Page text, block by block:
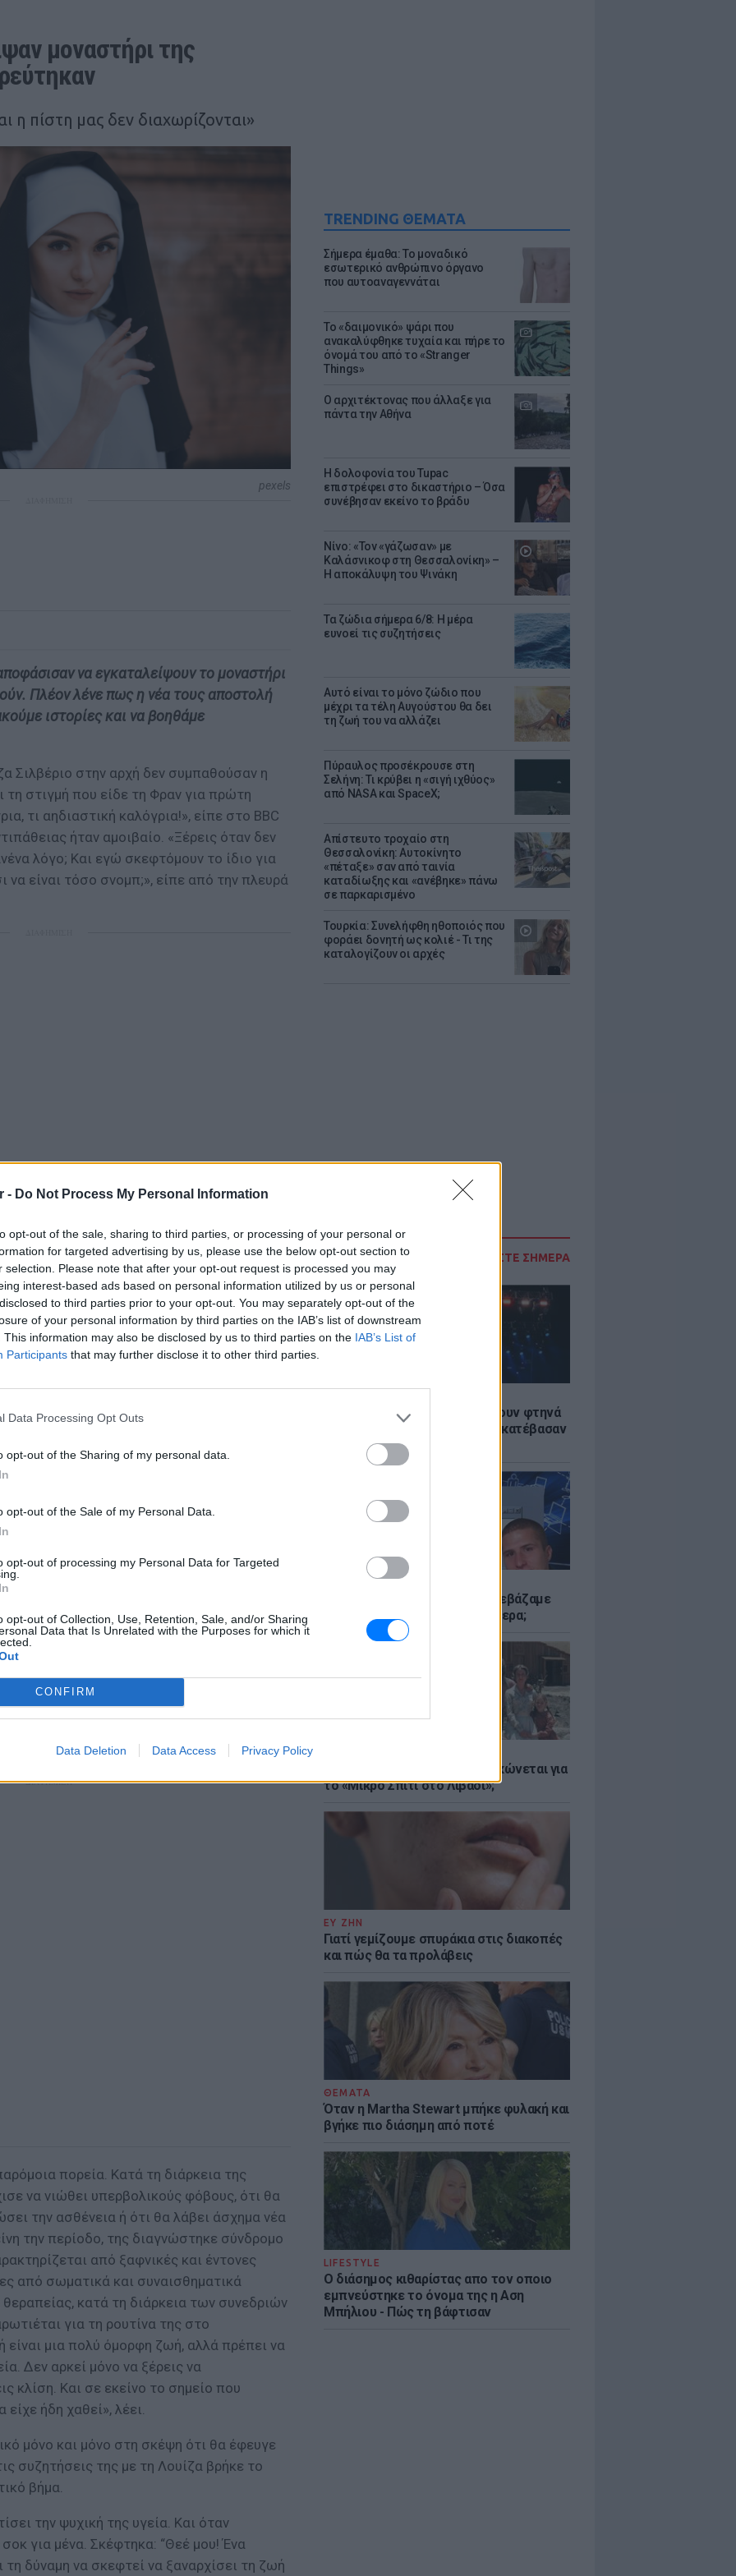
- Do Not Process My Personal Information
opt-out of the sale, sharing to third parties, or processing of your personal or
for targeted advertising by us, please use the below opt-out section to
selection. Please note that after your opt-out request is processed you may
interest-based ads based on personal information utilized by us or personal
to third parties prior to your opt-out. You may separately opt-out of the
of your personal information by third parties on the IAB’s list of downstream
This information may also be disclosed by us to third parties on the IAB’s List of
Participants that may further disclose it to other third parties.
Data Processing Opt Outs
opt-out of the Sharing of my personal data.
opt-out of the Sale of my Personal Data.
opt-out of processing my Personal Data for Targeted
opt-out of Collection, Use, Retention, Sale, and/or Sharing
Data that Is Unrelated with the Purposes for which it
CONFIRM
Data Deletion Data Access Privacy Policy
TRENDING ΘΕΜΑΤΑ
Σήμερα έμαθα: Το μοναδικό
εσωτερικό ανθρώπινο όργανο
που αυτοαναγεννάται
Το «δαιμονικό» ψάρι που
ανακαλύφθηκε τυχαία και πήρε το
όνομά του από το «Stranger
Things»
Ο αρχιτέκτονας που άλλαξε για
πάντα την Αθήνα
Η δολοφονία του Tupac
επιστρέφει στο δικαστήριο – Όσα
συνέβησαν εκείνο το βράδυ
Νίνο: «Τον «γάζωσαν» με
Καλάσνικοφ στη Θεσσαλονίκη» –
Η αποκάλυψη του Ψινάκη
Τα ζώδια σήμερα 6/8: Η μέρα
ευνοεί τις συζητήσεις
Αυτό είναι το μόνο ζώδιο που
μέχρι τα τέλη Αυγούστου θα δει
τη ζωή του να αλλάζει
Πύραυλος προσέκρουσε στη
Σελήνη: Τι κρύβει η «σιγή ιχθύος»
από NASA και SpaceX;
Απίστευτο τροχαίο στη
Θεσσαλονίκη: Αυτοκίνητο
«πέταξε» σαν από ταινία
καταδίωξης και «ανέβηκε» πάνω
σε παρκαρισμένο
Τουρκία: Συνελήφθη ηθοποιός που
φοράει δoνητή ως κολιέ - Τι της
καταλογίζουν οι αρχές
ΔΙΑΒΑΣΤΕ ΣΗΜΕΡΑ
Οι συναυλίες επιτέλους βγάζουν φτηνά
εισιτήρια - Ποιοι καλλιτέχνες κατέβασαν
τις τιμές
Έφτιαξαν το Napster που κατεβάζαμε
μουσική - Πού βρίσκονται σήμερα;
Explainer: Γιατί η Αμερική τσακώνεται για
το «Μικρό Σπίτι στο Λιβάδι»;
ΕΥ ΖΗΝ
Γιατί γεμίζουμε σπυράκια στις διακοπές
και πώς θα τα προλάβεις
ΘΕΜΑΤΑ
Όταν η Martha Stewart μπήκε φυλακή και
βγήκε πιο διάσημη από ποτέ
LIFESTYLE
Ο διάσημος κιθαρίστας απο τον οποιο
εμπνεύστηκε το όνομα της η Αση
Μπήλιου - Πώς τη βάφτισαν
μοναστήρι της
η πίστη μας δεν διαχωρίζονται»
pexels
να εγκαταλείψουν το μοναστήρι
Πλέον λένε πως η νέα τους αποστολή
ιστορίες και να βοηθάμε
Σιλβέριο στην αρχή δεν συμπαθούσαν η
τη στιγμή που είδε τη Φραν για πρώτη
τι αηδιαστική καλόγρια!», είπε στο BBC
ήταν αμοιβαίο. «Ξέρεις όταν δεν
λόγο; Και εγώ σκεφτόμουν το ίδιο για
να είναι τόσο σνομπ;», είπε από την πλευρά
στα 20 τους για παρόμοιους λόγους. Η
«κενό» από την την εφηβεία της στο Μίνας
μια αποστολή. Η Φραν μεγάλωσε με
ενδοχώρα του Πιαουί και ένιωθε ότι είχε
ζωή της.
ξεπεράστηκε και οι δύο καλόγριες
με έναν σκοπό και αυτός ο σκοπός
λέει η Λουίζα.
διαφορετικούς προσωπικούς λόγους που
τόσο η Λουίζα όσο και η Φρανσίλια
μοναστική ζωή. Η Λουίζα έχασε τη
από τότε, άρχισε να αντιμετωπίζει
οδήγησαν σε διάγνωση κατάθλιψης.
ένα στάδιο της θρησκευτικής της
πολύ έντονο πρόγραμμα εκτός της
τη διαδικασία κατανόησης της ψυχικής της
να φροντίσει τον εαυτό της και πήρε
μοναστήρι.
ΔΙΑΦΗΜΙΣΗ
πορεία. Κατά τη διάρκεια της
να νιώθει υπερβολικούς φόβους, ότι θα
την ασθένεια ή ότι θα λάβει άσχημα νέα
την περίοδο, της διαγνώστηκε σύνδρομο
από ξαφνικές και έντονες
από σωματικά και συναισθηματικά
κατά τη διάρκεια των συνεδριών
για τη ρουτίνα της στο
είναι μια πολύ όμορφη ζωή, αλλά πρέπει να
Δεν αρκεί μόνο να ξέρεις να
κλίση. Και σε εκείνο το σημείο που
ήδη χαθεί», λέει.
μόνο και μόνο στη σκέψη ότι θα έφευγε
συζητήσεις της με τη Λουίζα βρήκε το
βήμα.
την ψυχική της υγεία. Και όταν
για μένα. Σκέφτηκα: “Θεέ μου! Ένα
τη δύναμη να σκεφτεί να ξαναρχίσει τη ζωή